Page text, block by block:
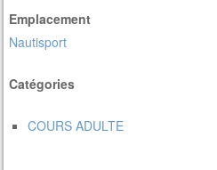
Emplacement
Nautisport
Catégories
COURS ADULTE